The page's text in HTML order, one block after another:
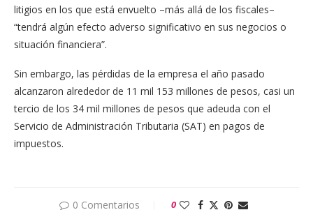
litigios en los que está envuelto –más allá de los fiscales–
“tendrá algún efecto adverso significativo en sus negocios o
situación financiera”.
Sin embargo, las pérdidas de la empresa el año pasado
alcanzaron alrededor de 11 mil 153 millones de pesos, casi un
tercio de los 34 mil millones de pesos que adeuda con el
Servicio de Administración Tributaria (SAT) en pagos de
impuestos.
0 Comentarios 0